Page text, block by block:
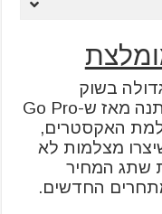
בשוק
מצלמות האקסטרים הרבה השתנה מאז ש-Go Pro
האקסטרים,
מצלמות לא
שתג המחיר
החדשים.